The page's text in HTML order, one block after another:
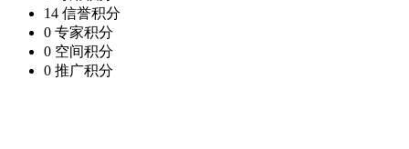
14 信誉积分
0 专家积分
0 空间积分
0 推广积分